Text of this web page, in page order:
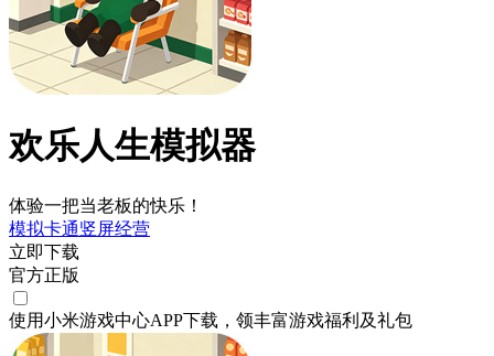
欢乐人生模拟器
体验一把当老板的快乐！
模拟卡通竖屏经营
立即下载
官方正版
使用小米游戏中心APP下载 ，领丰富游戏福利 及礼包